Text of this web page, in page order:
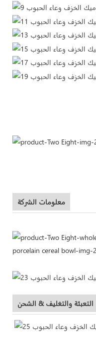
معلومات الشركة
التعبئة والتغليف & الشحن